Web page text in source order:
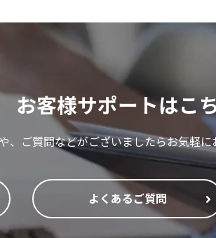
お客様サポートはこ
、ご質問などがございましたらお気軽に
よくあるご質問